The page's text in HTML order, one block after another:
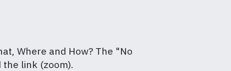
Where and How? The "No
link (zoom).